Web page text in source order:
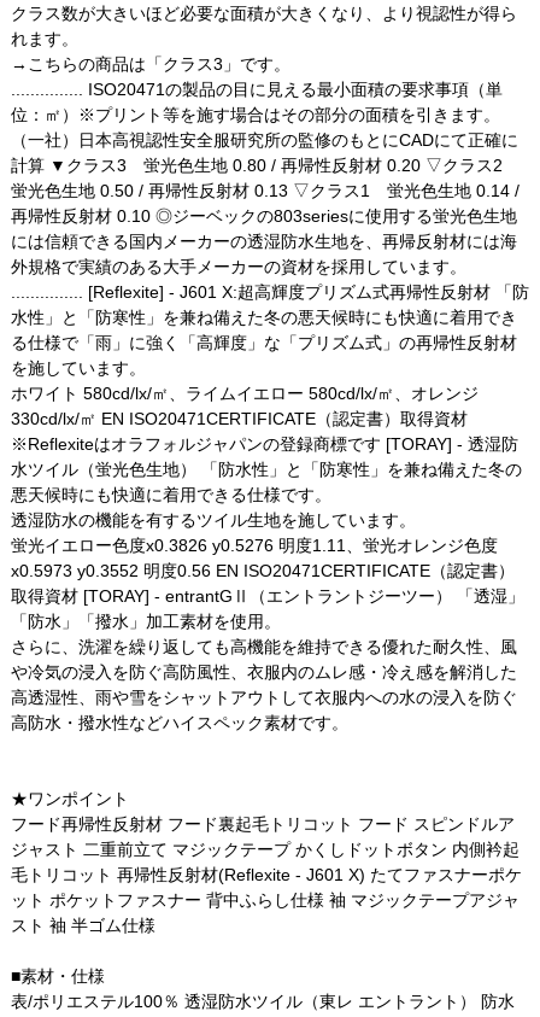
クラス数が大きいほど必要な面積が大きくなり、より視認性が得ら
れます。
→こちらの商品は「クラス3」です。
............... ISO20471の製品の目に見える最小面積の要求事項（単
位：㎡）※プリント等を施す場合はその部分の面積を引きます。
（一社）日本高視認性安全服研究所の監修のもとにCADにて正確に
計算 ▼クラス3 蛍光色生地 0.80 / 再帰性反射材 0.20 ▽クラス2
蛍光色生地 0.50 / 再帰性反射材 0.13 ▽クラス1 蛍光色生地 0.14 /
再帰性反射材 0.10 ◎ジーベックの803seriesに使用する蛍光色生地
には信頼できる国内メーカーの透湿防水生地を、再帰反射材には海
外規格で実績のある大手メーカーの資材を採用しています。
............... [Reflexite] - J601 X:超高輝度プリズム式再帰性反射材 「防
水性」と「防寒性」を兼ね備えた冬の悪天候時にも快適に着用でき
る仕様で「雨」に強く「高輝度」な「プリズム式」の再帰性反射材
を施しています。
ホワイト 580cd/lx/㎡、ライムイエロー 580cd/lx/㎡、オレンジ
330cd/lx/㎡ EN ISO20471CERTIFICATE（認定書）取得資材
※Reflexiteはオラフォルジャパンの登録商標です [TORAY] - 透湿防
水ツイル（蛍光色生地） 「防水性」と「防寒性」を兼ね備えた冬の
悪天候時にも快適に着用できる仕様です。
透湿防水の機能を有するツイル生地を施しています。
蛍光イエロー色度x0.3826 y0.5276 明度1.11、蛍光オレンジ色度
x0.5973 y0.3552 明度0.56 EN ISO20471CERTIFICATE（認定書）
取得資材 [TORAY] - entrantGⅡ（エントラントジーツー） 「透湿」
「防水」「撥水」加工素材を使用。
さらに、洗濯を繰り返しても高機能を維持できる優れた耐久性、風
や冷気の浸入を防ぐ高防風性、衣服内のムレ感・冷え感を解消した
高透湿性、雨や雪をシャットアウトして衣服内への水の浸入を防ぐ
高防水・撥水性などハイスペック素材です。
★ワンポイント
フード再帰性反射材 フード裏起毛トリコット フード スピンドルア
ジャスト 二重前立て マジックテープ かくしドットボタン 内側衿起
毛トリコット 再帰性反射材(Reflexite - J601 X) たてファスナーポケ
ット ポケットファスナー 背中ふらし仕様 袖 マジックテープアジャ
スト 袖 半ゴム仕様
■素材・仕様
表/ポリエステル100％ 透湿防水ツイル（東レ エントラント） 防水